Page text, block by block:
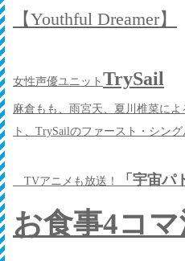
【Youthful Dreamer】
女性声優ユニット TrySail
麻倉もも、雨宮天、夏川椎菜に
ト、TrySailのファースト・シング
TVアニメも放送！ 「宇宙パ
お食事4コマ